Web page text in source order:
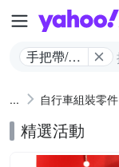
手把帶/握
自行車組裝零件
精選活動